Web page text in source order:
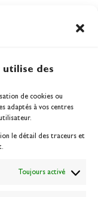
des
de cookies ou
adaptés à vos centres
le détail des traceurs et
Toujours activé